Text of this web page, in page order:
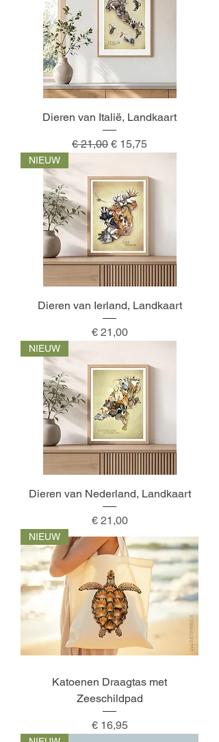
Dieren van Italië, Landkaart
Normale prijs
€ 21,00 Verkoopprijs
€ 15,75
NIEUW
Dieren van Ierland, Landkaart
Prijs
€ 21,00
NIEUW
Dieren van Nederland, Landkaart
Prijs
€ 21,00
NIEUW
Katoenen Draagtas met
Zeeschildpad
Prijs
€ 16,95